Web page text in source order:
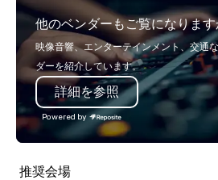
team of chauffeurs and support staff;
you will know quality when you travel
with La Costa Limousine.
他のベンダーもご覧になります
映像音響、エンターテインメント、交通
ダーを紹介しています。
詳細を参照
Powered by
推奨会場